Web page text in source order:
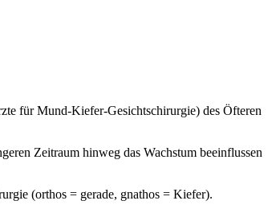
für Mund-Kiefer-Gesichtschirurgie) des Öfteren
Zeitraum hinweg das Wachstum beeinflussen
(orthos = gerade, gnathos = Kiefer).